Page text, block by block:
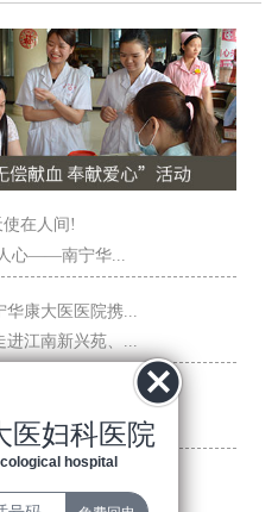
在人间!
心——南宁华...
康大医医院携...
江南新兴苑、...
市一院正式组建...
动 血浓情更浓
医妇科医院
hospital